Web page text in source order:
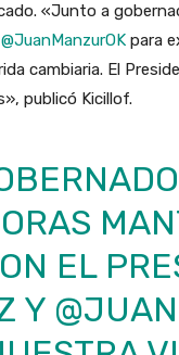
«Junto a
@JuanManzurOK para
cambiaria. El
publicó Kicillof.
EL
Y